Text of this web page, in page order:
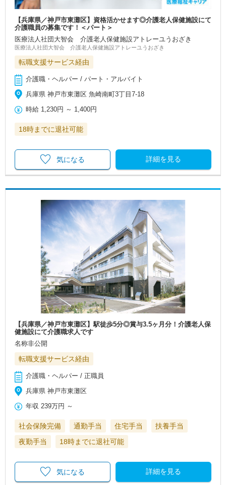
【兵庫県／神戸市東灘区】資格活かせます◎介護老人保健施設にて
介護職員の募集です！＜パート＞
医療法人社団大智会 介護老人保健施設アトレーユうおざき
医療法人社団大智会 介護老人保健施設アトレーユうおざき
転職支援サービス経由
介護職・ヘルパー / パート・アルバイト
兵庫県 神戸市東灘区 魚崎南町3丁目7-18
時給 1,230円 ～ 1,400円
18時までに退社可能
詳細を見る
気になる
【兵庫県／神戸市東灘区】駅徒歩5分◎賞与3.5ヶ月分！介護老人保
健施設にて介護職求人です
名称非公開
転職支援サービス経由
介護職・ヘルパー / 正職員
兵庫県 神戸市東灘区
年収 239万円 ～
社会保険完備 通勤手当 住宅手当
扶養手当
夜勤手当
18時までに退社可能
詳細を見る
気になる